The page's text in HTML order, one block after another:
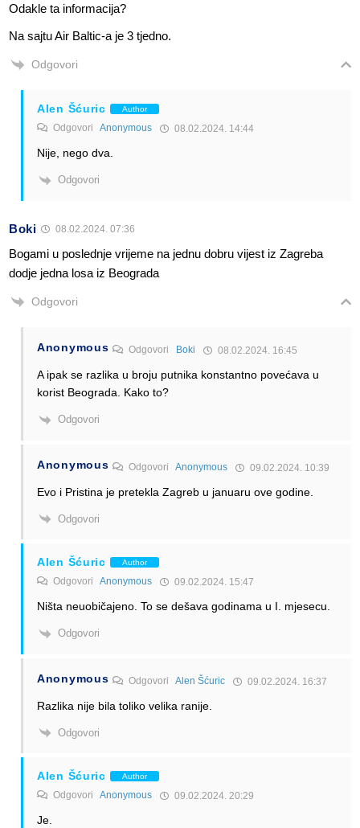
Odakle ta informacija?
Na sajtu Air Baltic-a je 3 tjedno.
Odgovori
Alen Šćuric Author
Odgovori Anonymous 08.02.2024. 14:44
Nije, nego dva.
Odgovori
Boki 08.02.2024. 07:36
Bogami u poslednje vrijeme na jednu dobru vijest iz Zagreba
dodje jedna losa iz Beograda
Odgovori
Anonymous Odgovori Boki 08.02.2024. 16:45
A ipak se razlika u broju putnika konstantno povećava u
korist Beograda. Kako to?
Odgovori
Anonymous OdgovoriAnonymous 09.02.2024. 10:39
Evo i Pristina je pretekla Zagreb u januaru ove godine.
Odgovori
Alen Šćuric Author
Odgovori Anonymous 09.02.2024. 15:47
Ništa neuobičajeno. To se dešava godinama u I. mjesecu.
Odgovori
Anonymous OdgovoriAlen Šćuric 09.02.2024. 16:37
Razlika nije bila toliko velika ranije.
Odgovori
Alen Šćuric Author
Odgovori Anonymous 09.02.2024. 20:29
Je.